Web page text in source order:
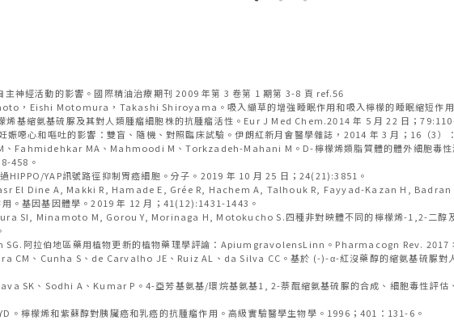
主神經活動的影響。國際精油治療期刊 2009 年第 3 卷第 1 期第 3-8 頁 ref.56
Eishi Motomura，Takashi Shiroyama。吸入纈草的增強睡眠作用和吸入檸檬的睡眠縮短作用
基縮氨基硫脲及其對人類腫瘤細胞株的抗腫瘤活性。Eur J Med Chem.2014 年 5 月 22 日；
噁心和嘔吐的影響：雙盲、隨機、對照臨床試驗。伊朗紅新月會醫學雜誌，2014 年 3 月；16（3）
Fahmidehkar MA、Mahmoodi M、Torkzadeh-Mahani M。D-檸檬烯類脂質體的體外細胞毒性
458。
HIPPO/YAP訊號路徑抑制胃癌細胞。分子。2019 年 10 月 25 日；24(21):3851。
El Dine A, Makki R, Hamade E, Grée R, Hachem A, Talhouk R, Fayyad-Kazan H, Badran B
。基因基因體學。2019 年 12 月；41(12):1431-1443。
SI, Minamoto M, Gorou Y, Morinaga H, Motokucho S.四種非對映體不同的檸檬烯-1,2-二醇及
阿拉伯地區藥用植物更新的植物藥理學評論：ApiumgravolensLinn。Pharmacogn Rev. 2017
、Cunha S、de Carvalho JE、Ruiz AL、da Silva CC。基於 (-)-α-紅沒藥醇的縮氨基硫脲對
SK、Sodhi A、Kumar P。4-亞芳基氨基/環烷基氨基1, 2-萘醌縮氨基硫脲的合成、細胞毒性評估
檸檬烯和紫蘇醇對胰臟癌和乳癌的抗腫瘤作用。高級實驗醫學生物學。1996；401：131-6。